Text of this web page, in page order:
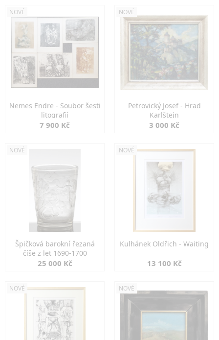
NOVÉ
Nemes Endre - Soubor šesti
litografií
7 900 Kč
NOVÉ
Petrovický Josef - Hrad
Karlštejn
3 000 Kč
NOVÉ
Špičková barokní řezaná
číše z let 1690-1700
25 000 Kč
NOVÉ
Kulhánek Oldřich - Waiting
13 100 Kč
NOVÉ NOVÉ